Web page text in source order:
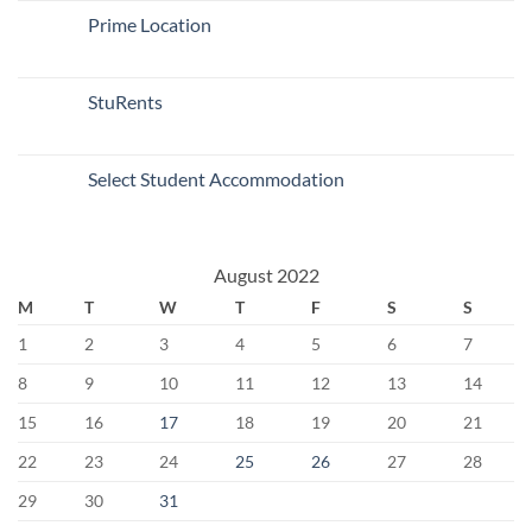
Prime Location
StuRents
Select Student Accommodation
August 2022
M T W T F S
S
1
2 3 4 5 6
7
8
9 10 11 12 13
14
15
16 17 18 19 20
21
22
23 24 25 26 27
28
29
30 31